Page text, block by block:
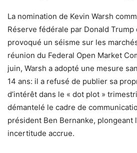
La nomination de Kevin Warsh
Réserve fédérale par Donald
provoqué un séisme sur les
réunion du Federal Open Market
juin, Warsh a adopté une mesure
14 ans: il a refusé de publier sa
d’intérêt dans le « dot plot »
démantelé le cadre de
président Ben Bernanke, plongeant
incertitude accrue.